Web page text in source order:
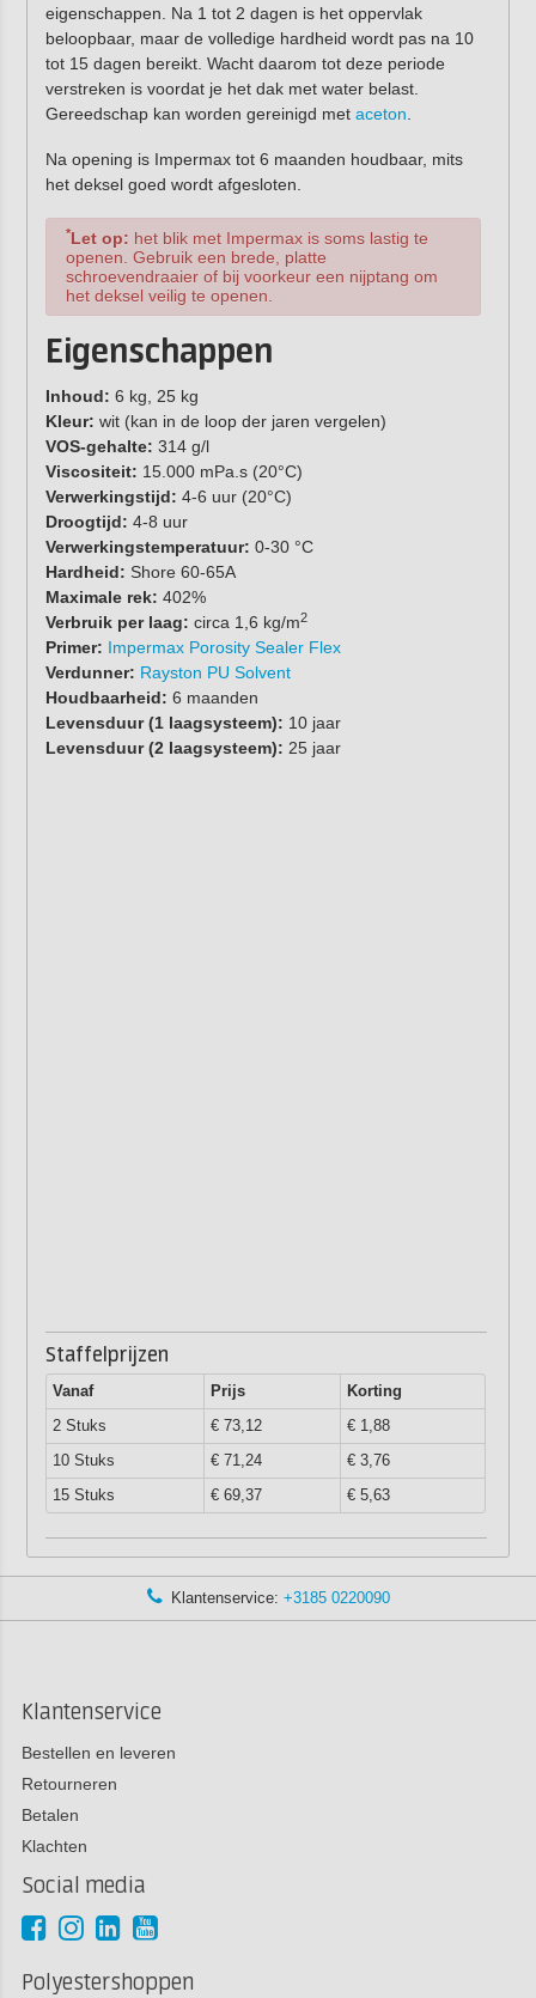
eigenschappen. Na 1 tot 2 dagen is het oppervlak
beloopbaar, maar de volledige hardheid wordt pas na 10
tot 15 dagen bereikt. Wacht daarom tot deze periode
verstreken is voordat je het dak met water belast.
Gereedschap kan worden gereinigd met aceton
Na opening is Impermax tot 6 maanden houdbaar, mits
het deksel goed wordt afgesloten.
*Let op: het blik met Impermax is soms lastig te
openen. Gebruik een brede, platte
schroevendraaier of bij voorkeur een nijptang om
het deksel veilig te openen.
Eigenschappen
Inhoud: 6 kg, 25 kg
Kleur: wit (kan in de loop der jaren vergelen)
VOS-gehalte: 314 g/l
Viscositeit: 15.000 mPa.s (20°C)
Verwerkingstijd: 4-6 uur (20°C)
Droogtijd: 4-8 uur
Verwerkingstemperatuur: 0-30 °C
Hardheid: Shore 60-65A
Maximale rek: 402%
Verbruik per laag: circa 1,6 kg/m2
Primer: Impermax Porosity Sealer Flex
Verdunner: Rayston PU Solvent
Houdbaarheid: 6 maanden
Levensduur (1 laagsysteem): 10 jaar
Levensduur (2 laagsysteem): 25 jaar
Staffelprijzen
Vanaf Prijs
Korting
2 Stuks
€ 73,12
€ 1,88
10 Stuks
€ 71,24
€ 3,76
15 Stuks
€ 69,37 € 5,63
Klantenservice: +3185 0220090
Klantenservice
Bestellen en leveren
Retourneren
Betalen
Klachten
Social media
Polyestershoppen